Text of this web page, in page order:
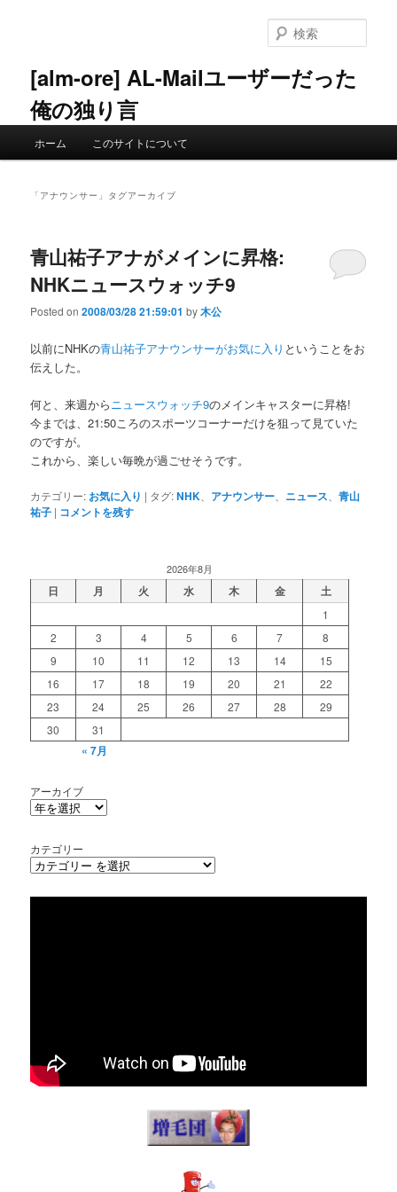
ン
へ
ツ
移
[alm-ore] AL-Mailユーザーだった
俺の独り言
索
ホーム このサイトについて
「 アナウンサー 」タグアーカイブ
青山祐子アナがメインに昇格:
NHKニュースウォッチ9
Posted on2008/03/28 21:59:01 by木公
以前にNHKの青山祐子アナウンサーがお気に入り ということをお
伝えした。
何と、来週から ニュースウォッチ9のメインキャスターに昇格!
今までは、21:50ころのスポーツコーナーだけを狙って見ていた
のですが。
これから、楽しい毎晩が過ごせそうです。
カテゴリー: お気に入り | タグ:NHK アナウンサー ニュース 、青山
祐子 | コメントを残す
2026年8月
日 月 火 水 木 金 土
1
2
3 4 5 6 7
8
9
10 11 12 13 14
15
16
17 18 19 20 21
22
23
24 25 26 27 28
29
30
31
« 7月
アーカイブ
カテゴリー